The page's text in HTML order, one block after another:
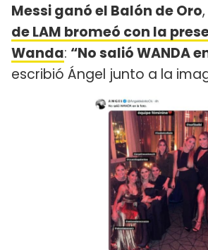
Messi ganó el Balón de Oro,
de LAM bromeó con la
Wanda: “No salió WANDA
escribió Ángel junto a la